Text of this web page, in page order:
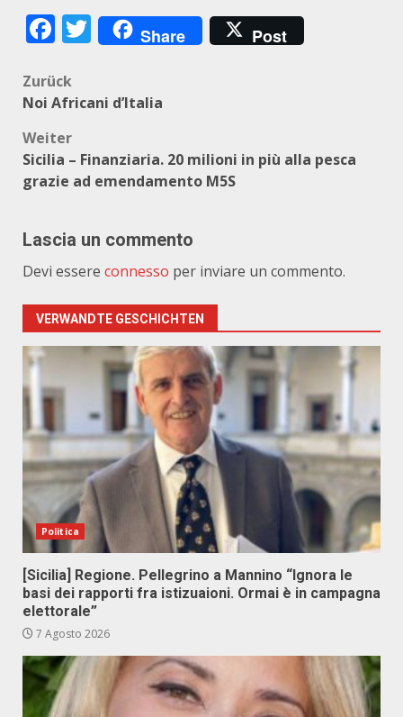
Facebook
Twitter
Share Post
Beitragsnavigation
Zurück
Noi Africani d’Italia
Weiter
Sicilia – Finanziaria. 20 milioni in più alla pesca
grazie ad emendamento M5S
Lascia un commento
Devi essere connesso per inviare un commento.
VERWANDTE GESCHICHTEN
Politica
[Sicilia] Regione. Pellegrino a Mannino “Ignora le
basi dei rapporti fra istizuaioni. Ormai è in campagna
elettorale”
7 Agosto 2026